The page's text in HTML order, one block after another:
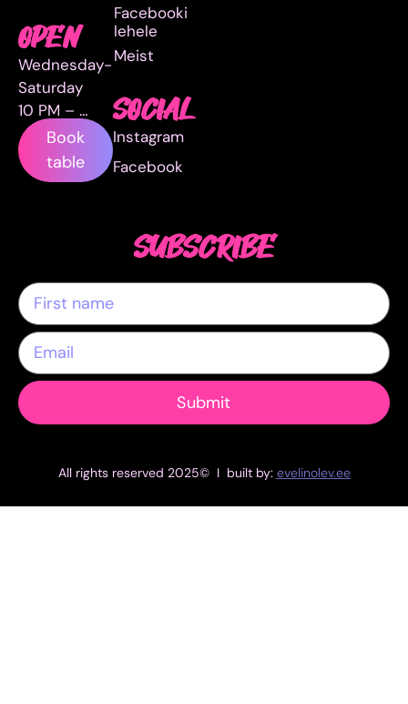
OPEN
Wednesday-
Saturday
10 PM – …
Book
table
Facebooki
lehele
Meist
SOCIAL
Instagram
Facebook
SUBSCRIBE
Submit
All rights reserved 2025© I built by: evelinolev.ee